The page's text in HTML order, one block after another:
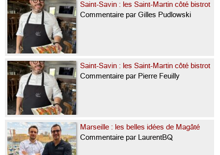
Saint-Savin : les Saint-Martin côté bistrot
Commentaire par Gilles Pudlowski
Saint-Savin : les Saint-Martin côté bistrot
Commentaire par Pierre Feuilly
Marseille : les belles idées de Magâté
Commentaire par LaurentBQ